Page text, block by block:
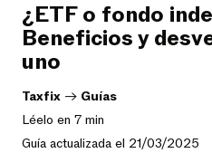
¿ETF o fondo
Beneficios y
uno
Taxfix -> Guías
Léelo en 7 min
Guía actualizada el 21/03/2025